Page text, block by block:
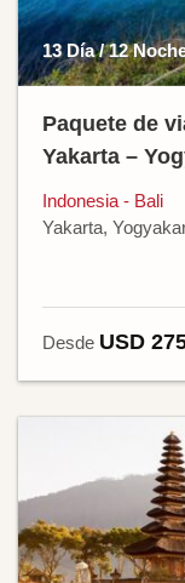
13 Día / 12
Paquete de
Yakarta –
Indonesia - Bali
Yakarta,
Desde USD